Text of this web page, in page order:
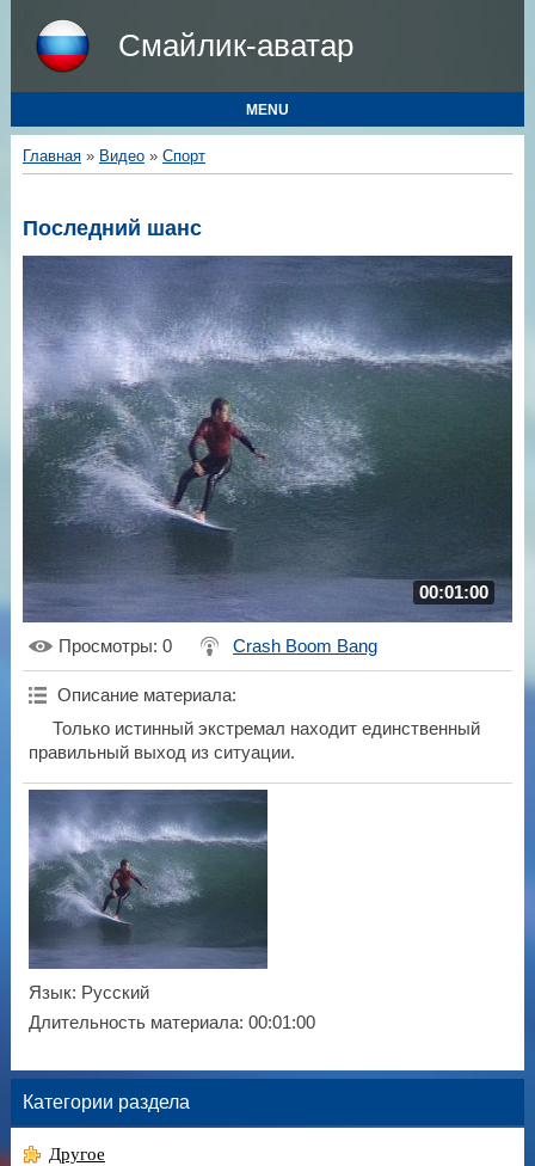
Смайлик-аватар
MENU
Главная» Видео» Спорт
Последний шанс
00:01:00
Просмотры: 0 Crash Boom Bang
Описание материала:
Только истинный экстремал находит единственный
правильный выход из ситуации.
Язык: Русский
Длительность материала: 00:01:00
Категории раздела
Другое